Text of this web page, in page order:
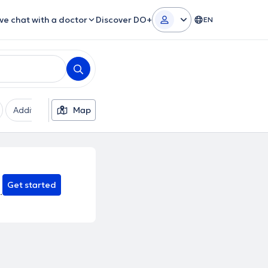
chat with a doctor Discover DO+ EN
Additional filtersMap
Get started